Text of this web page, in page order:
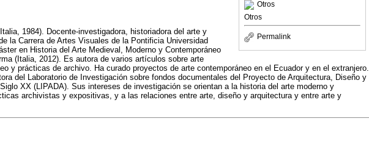
Otros
Otros
Permalink
1984). Docente-investigadora, historiadora del arte y
la Carrera de Artes Visuales de la Pontificia Universidad
en Historia del Arte Medieval, Moderno y Contemporáneo
(Italia, 2012). Es autora de varios artículos sobre arte
y prácticas de archivo. Ha curado proyectos de arte contemporáneo en el Ecuador y en el extranjero.
del Laboratorio de Investigación sobre fondos documentales del Proyecto de Arquitectura, Diseño y
XX (LIPADA). Sus intereses de investigación se orientan a la historia del arte moderno y
archivistas y expositivas, y a las relaciones entre arte, diseño y arquitectura y entre arte y